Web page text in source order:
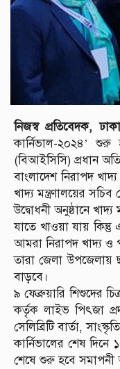
নিজস্ব প্রতিবেদক,
কার্নিভাল-২০২৪’ শুরু
(বিআইসিসি) প্রধান
বাংলাদেশ নিরাপদ
খাদ্য মন্ত্রণালয়ের
উদ্বোধনী অনুষ্ঠানে
যাতে খাওয়া যায়
আমরা নিরাপদ খাদ্য ও
তারা জেলা উপজেলায়
বাড়বে।
৯ ফেব্রুয়ারি শিশুদের
কর্তৃক লাইভ পিৎজা
সেলিব্রিটি বার্তা,
কার্নিভালের শেষ
শেষে শুরু হবে সমাপনী